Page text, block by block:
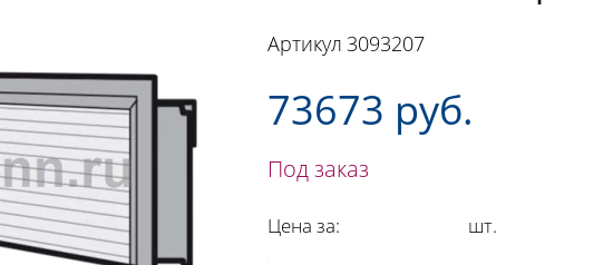
Артикул 3093207
73673 руб.
Под заказ
Цена за: шт.